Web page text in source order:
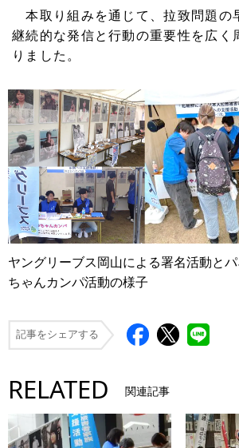
本取り組みを通じて、拉致問題の
継続的な発信と行動の重要性を広く
りました。
ヤングリーブス岡山による署名活動と
ちゃんカンパ活動の様子
記事をシェアする
RELATED 関連記事